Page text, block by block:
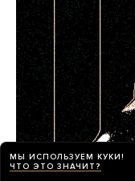
МЫ ИСПОЛЬЗУЕМ КУКИ!
ЧТО ЭТО ЗНАЧИТ?